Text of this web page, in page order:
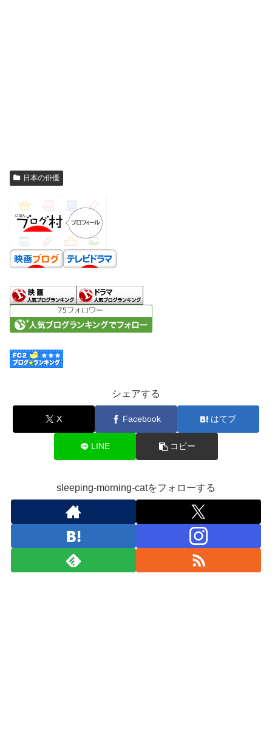
日本の俳優
シェアする
X Facebook はてブ
LINE コピー
sleeping-morning-catをフォローする